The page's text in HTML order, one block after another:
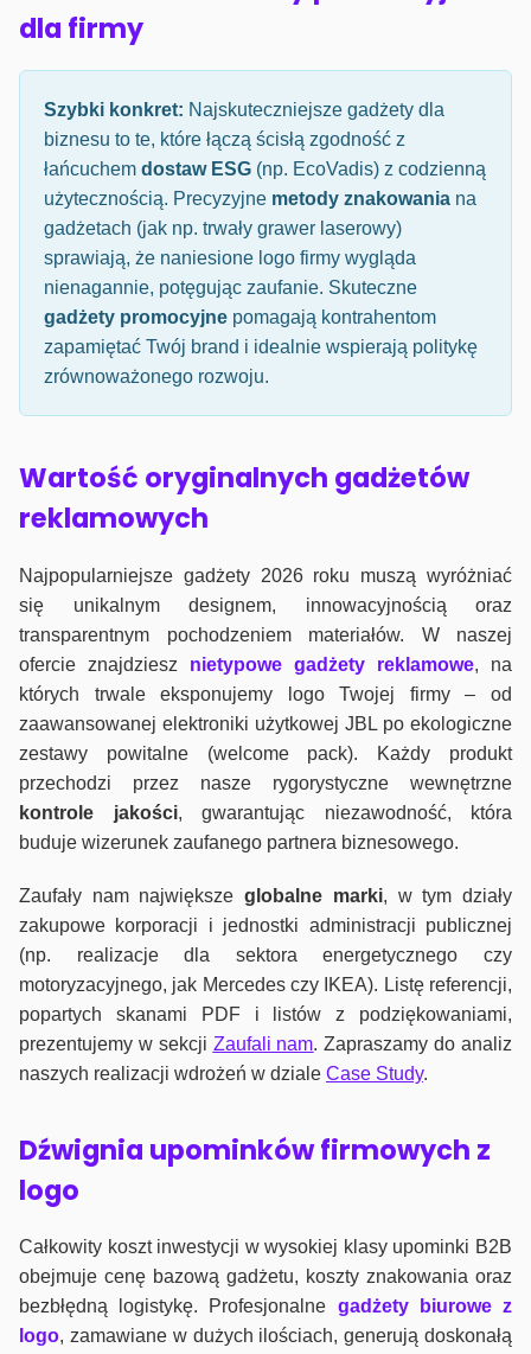
dla firmy
Szybki konkret: Najskuteczniejsze gadżety dla
biznesu to te, które łączą ścisłą zgodność z
łańcuchem dostaw ESG (np. EcoVadis) z codzienną
użytecznością. Precyzyjne metody znakowania na
gadżetach (jak np. trwały grawer laserowy)
sprawiają, że naniesione logo firmy wygląda
nienagannie, potęgując zaufanie. Skuteczne
gadżety promocyjne pomagają kontrahentom
zapamiętać Twój brand i idealnie wspierają politykę
zrównoważonego rozwoju.
Wartość oryginalnych gadżetów
reklamowych
Najpopularniejsze gadżety 2026 roku muszą wyróżniać
się unikalnym designem, innowacyjnością oraz
transparentnym pochodzeniem materiałów. W naszej
ofercie znajdziesz nietypowe gadżety reklamowe, na
których trwale eksponujemy logo Twojej firmy – od
zaawansowanej elektroniki użytkowej JBL po ekologiczne
zestawy powitalne (welcome pack). Każdy produkt
przechodzi przez nasze rygorystyczne wewnętrzne
kontrole jakości, gwarantując niezawodność, która
buduje wizerunek zaufanego partnera biznesowego.
Zaufały nam największeglobalne marki, w tym działy
zakupowe korporacji i jednostki administracji publicznej
(np. realizacje dla sektora energetycznego czy
motoryzacyjnego, jak Mercedes czy IKEA). Listę referencji,
popartych skanami PDF i listów z podziękowaniami,
prezentujemy w sekcji Zaufali nam. Zapraszamy do analiz
naszych realizacji wdrożeń w dziale Case Study.
Dźwignia upominków firmowych z
logo
Całkowity koszt inwestycji w wysokiej klasy upominki B2B
obejmuje cenę bazową gadżetu, koszty znakowania oraz
bezbłędną logistykę. Profesjonalne gadżety biurowe z
logo, zamawiane w dużych ilościach, generują doskonałą